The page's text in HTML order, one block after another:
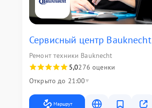
Сервисный центр Bauknecht
Ремонт техники Bauknecht
5,0276 оценки
Открыто до 21:00
Маршрут